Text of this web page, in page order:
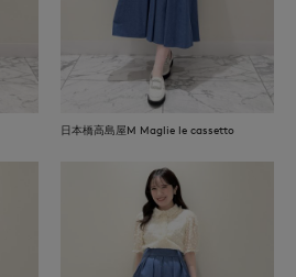
日本橋高島屋M Maglie le cassetto